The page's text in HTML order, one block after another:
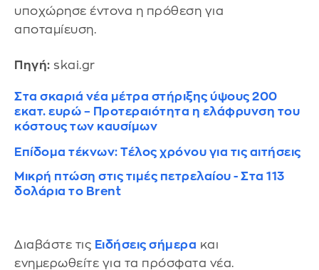
υποχώρησε έντονα η πρόθεση για
αποταμίευση.
Πηγή: skai.gr
Στα σκαριά νέα μέτρα στήριξης ύψους 200
εκατ. ευρώ – Προτεραιότητα η ελάφρυνση του
κόστους των καυσίμων
Επίδομα τέκνων: Τέλος χρόνου για τις αιτήσεις
Μικρή πτώση στις τιμές πετρελαίου - Στα 113
δολάρια το Brent
Διαβάστε τις Ειδήσεις σήμερα και
ενημερωθείτε για τα πρόσφατα νέα.